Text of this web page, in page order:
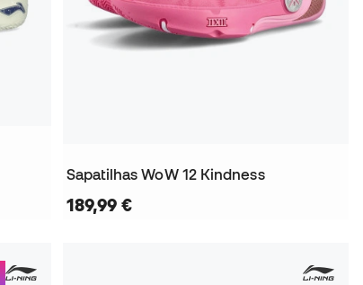
Sapatilhas WoW 12 Kindness
189,99 €